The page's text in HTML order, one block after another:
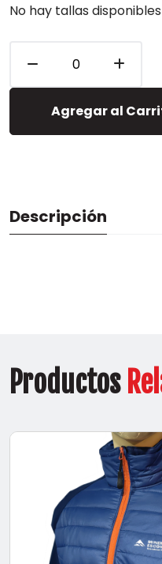
No hay tallas disponibles
Agregar al
Descripción
Productos